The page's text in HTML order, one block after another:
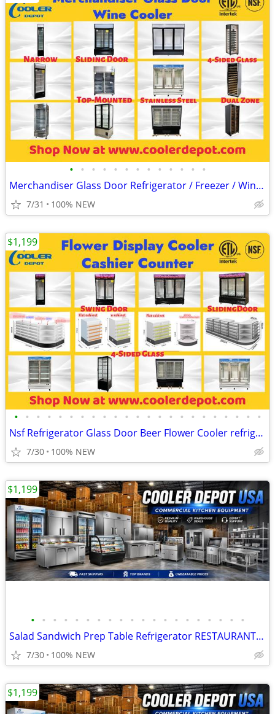
• • • • • • • • • • • • •
Merchandiser Glass Door Refrigerator / Freezer / Wine Cooler
7/31 100% NEW
• • • • • • • • • • • • • • • • • • • • • • •
Nsf Refrigerator Glass Door Beer Flower Cooler refrigerators RESTAURAN
7/30 100% NEW
$1,199
• • • • • • • • • • • • • • • • • • • •
Salad Sandwich Prep Table Refrigerator RESTAURANT EQUIPMENT More photo
7/30 100% NEW
$1,199
$1,199